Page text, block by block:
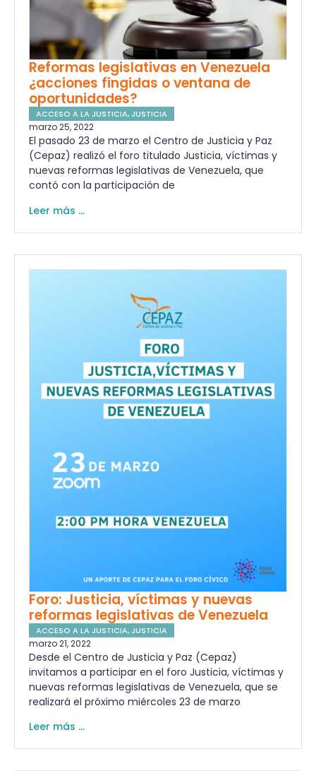
Reformas legislativas en Venezuela
¿acciones fingidas o ventana de
oportunidades?
ACCESO A LA JUSTICIA, JUSTICIA
marzo 25, 2022
El pasado 23 de marzo el Centro de Justicia y Paz
(Cepaz) realizó el foro titulado Justicia, víctimas y
nuevas reformas legislativas de Venezuela, que
contó con la participación de
Leer más ...
Foro: Justicia, víctimas y nuevas
reformas legislativas de Venezuela
ACCESO A LA JUSTICIA, JUSTICIA
marzo 21, 2022
Desde el Centro de Justicia y Paz (Cepaz)
invitamos a participar en el foro Justicia, víctimas y
nuevas reformas legislativas de Venezuela, que se
realizará el próximo miércoles 23 de marzo
Leer más ...